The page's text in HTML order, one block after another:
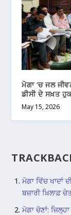
ਮੋਗਾ ‘ਚ ਜਲ
ਡੀਸੀ ਦੇ ਸਖ਼ਤ
May 15, 2026
ਮੋਗਾ ਵਿੱਚ ਖਾਦਾਂ
ਬਜ਼ਾਰੀ ਖ਼ਿਲਾਫ਼
ਮੋਗਾ ਚੋਣਾਂ: